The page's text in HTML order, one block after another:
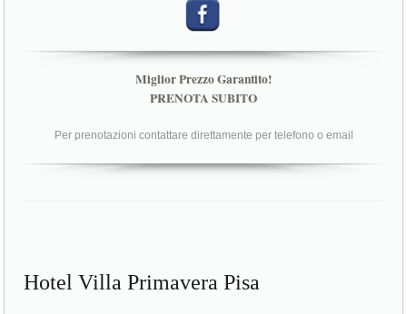
Miglior Prezzo Garantito!
PRENOTA SUBITO
Per prenotazioni contattare direttamente per telefono o email
Hotel Villa Primavera Pisa